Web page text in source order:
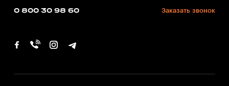
0 800 30 98 60 Заказать звонок